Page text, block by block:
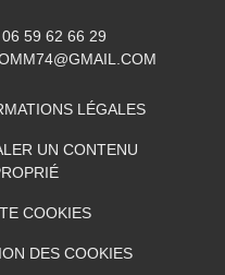
06 59 62 66 29
LÉGALES
UN CONTENU
COOKIES
DES COOKIES